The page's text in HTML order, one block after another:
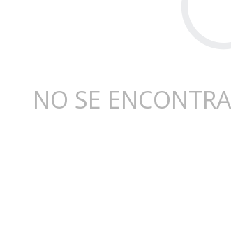
NO SE